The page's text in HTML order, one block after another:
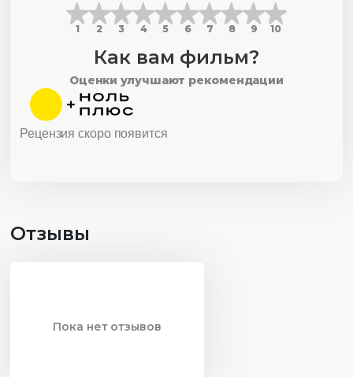
1 2 3 4 5 6 7 8 9 10
Как вам фильм?
Оценки улучшают рекомендации
Рецензия скоро появится
Отзывы
Пока нет отзывов